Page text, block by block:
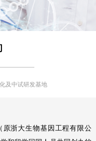
及中试研发基地
浙大生物基因工程有限公
历程
信息
动态
状病毒（2019-nCoV）检测系列
原特异性抗体IgE检测系列
特异性抗体IgG/lgG4检测系列
知识
文献
知识
方式
我们